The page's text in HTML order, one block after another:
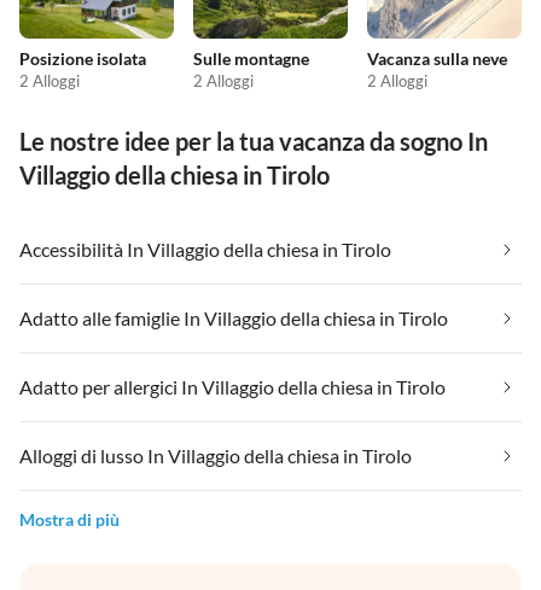
Posizione isolata
2 Alloggi
Sulle montagne
2 Alloggi
Vacanza sulla neve
2 Alloggi
Le nostre idee per la tua vacanza da sogno In
Villaggio della chiesa in Tirolo
Accessibilità In Villaggio della chiesa in Tirolo
Adatto alle famiglie In Villaggio della chiesa in Tirolo
Adatto per allergici In Villaggio della chiesa in Tirolo
Alloggi di lusso In Villaggio della chiesa in Tirolo
Mostra di più